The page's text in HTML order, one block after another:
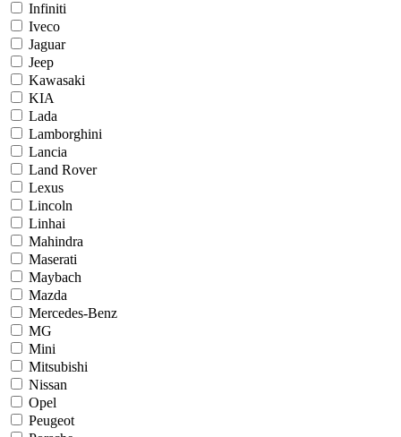
Infiniti
Iveco
Jaguar
Jeep
Kawasaki
KIA
Lada
Lamborghini
Lancia
Land Rover
Lexus
Lincoln
Linhai
Mahindra
Maserati
Maybach
Mazda
Mercedes-Benz
MG
Mini
Mitsubishi
Nissan
Opel
Peugeot